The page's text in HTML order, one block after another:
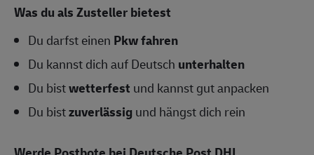
Was du als Zusteller bietest
Du darfst einen Pkw fahren
Du kannst dich auf Deutsch unterhalten
Du bistwetterfest und kannst gut anpacken
Du bistzuverlässigund hängst dich rein